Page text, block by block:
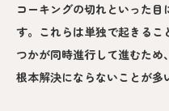
コーキングの切れといった
す。これらは単独で起きるこ
つかが同時進行して進むた
根本解決にならないことが多